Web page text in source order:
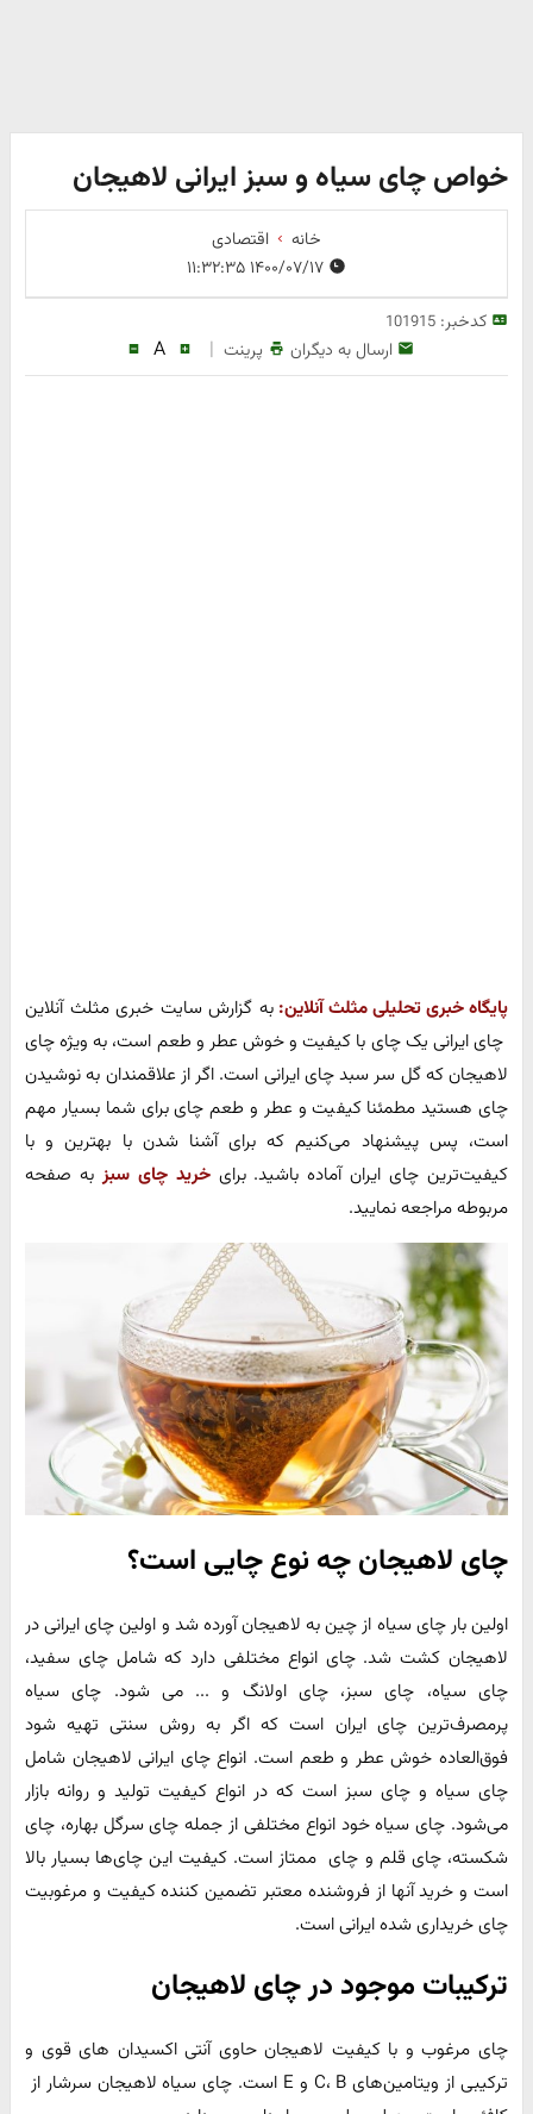
خواص چای سیاه و سبز ایرانی لاهیجان
خانه
اقتصادی
کدخبر:101915
ارسال به دیگران پرینت |
A
پایگاه خبری تحلیلی مثلث آنلاین: به گزارش سایت خبری مثلث آنلاین
چای ایرانی یک چای با کیفیت و خوش عطر و طعم است، به ویژه چای
لاهیجان که گل سر سبد چای ایرانی است. اگر از علاقمندان به نوشیدن
چای هستید مطمئنا کیفیت و عطر و طعم چای برای شما بسیار مهم
است، پس پیشنهاد می‌کنیم که برای آشنا شدن با بهترین و با
کیفیت‌ترین چای ایران آماده باشید. برایخرید چای سبزبه صفحه
مربوطه مراجعه نمایید.
چای لاهیجان چه نوع چایی است؟
اولین بار چای سیاه از چین به لاهیجان آورده شد و اولین چای ایرانی در
لاهیجان کشت شد. چای انواع مختلفی دارد که شامل چای سفید،
چای سیاه، چای سبز، چای اولانگ و ... می شود. چای سیاه
پرمصرف‌ترین چای ایران است که اگر به روش سنتی تهیه شود
فوق‌العاده خوش عطر و طعم است. انواع چای ایرانی لاهیجان شامل
چای سیاه و چای سبز است که در انواع کیفیت تولید و روانه بازار
می‌شود. چای سیاه خود انواع مختلفی از جمله چای سرگل بهاره، چای
شکسته، چای قلم و چای ممتاز است. کیفیت این چای‌ها بسیار بالا
است و خرید آنها از فروشنده معتبر تضمین کننده کیفیت و مرغوبیت
چای خریداری شده ایرانی است.
ترکیبات موجود در چای لاهیجان
چای مرغوب و با کیفیت لاهیجان حاوی آنتی اکسیدان های قوی و
ترکیبی از ویتامین‌های C، B و E است. چای سیاه لاهیجان سرشار از